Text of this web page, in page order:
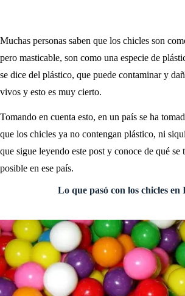
Muchas personas saben que los chicles son
pero masticable, son como una especie de
se dice del plástico, que puede contaminar y
vivos y esto es muy cierto.
Tomando en cuenta esto, en un país se ha
que los chicles ya no contengan plástico, ni
que sigue leyendo este post y conoce de qué se
posible en ese país.
Lo que pasó con los chicles en